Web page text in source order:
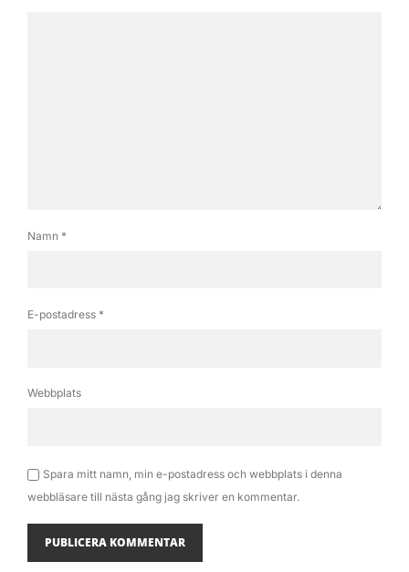
Namn *
E-postadress *
Webbplats
Spara mitt namn, min e-postadress och webbplats i denna
webbläsare till nästa gång jag skriver en kommentar.